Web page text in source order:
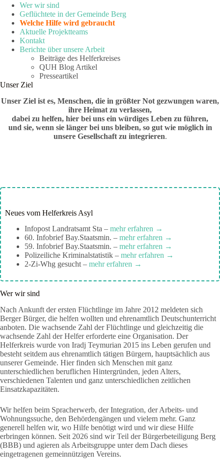
Wer wir sind
Geflüchtete in der Gemeinde Berg
Welche Hilfe wird gebraucht
Aktuelle Projektteams
Kontakt
Berichte über unsere Arbeit
Beiträge des Helferkreises
QUH Blog Artikel
Presseartikel
Unser Ziel
Unser Ziel ist es, Menschen, die in größter Not gezwungen waren,
ihre Heimat zu verlassen,
dabei zu helfen, hier bei uns ein würdiges Leben zu führen,
und sie, wenn sie länger bei uns bleiben, so gut wie möglich in
unsere Gesellschaft zu integrieren.
Neues vom Helferkreis Asyl
Infopost Landratsamt Sta – mehr erfahren →
60. Infobrief Bay.Staatsmin. – mehr erfahren →
59. Infobrief Bay.Staatsmin. – mehr erfahren →
Polizeiliche Kriminalstatistik – mehr erfahren →
2-Zi-Whg gesucht – mehr erfahren →
Wer wir sind
Nach Ankunft der ersten Flüchtlinge im Jahre 2012 meldeten sich
Berger Bürger, die helfen wollten und ehrenamtlich Deutschunterricht
anboten. Die wachsende Zahl der Flüchtlinge und gleichzeitig die
wachsende Zahl der Helfer erforderte eine Organisation. Der
Helferkreis wurde von Iradj Teymurian 2015 ins Leben gerufen und
besteht seitdem aus ehrenamtlich tätigen Bürgern, hauptsächlich aus
unserer Gemeinde. Hier finden sich Menschen mit ganz
unterschiedlichen beruflichen Hintergründen, jeden Alters,
verschiedenen Talenten und ganz unterschiedlichen zeitlichen
Einsatzkapazitäten.
Wir helfen beim Spracherwerb, der Integration, der Arbeits- und
Wohnungssuche, den Behördengängen und vielem mehr. Ganz
generell helfen wir, wo Hilfe benötigt wird und wir diese Hilfe
erbringen können. Seit 2026 sind wir Teil der Bürgerbeteiligung Berg
(BBB) und agieren als Arbeitsgruppe unter dem Dach dieses
eingetragenen gemeinnützigen Vereins.